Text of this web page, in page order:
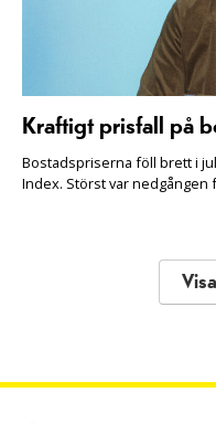
Kraftigt prisfall på
Bostadspriserna föll brett i
Index. Störst var